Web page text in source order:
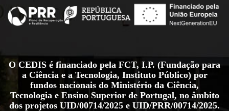
O CEDIS é financiado pela FCT, I.P. (Fundação para
a Ciência e a Tecnologia, Instituto Público) por
fundos nacionais do Ministério da Ciência,
Tecnologia e Ensino Superior de Portugal, no âmbito
dos projetos UID/00714/2025 e UID/PRR/00714/2025.